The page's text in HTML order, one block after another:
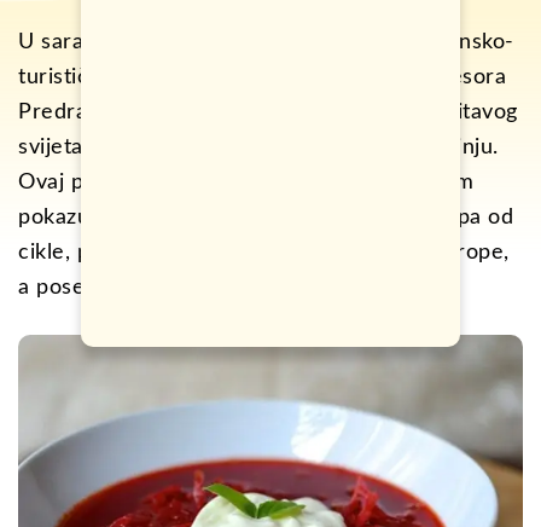
U saradnji sa učenicima Ugostiteljsko-trgovinsko-
turističke škole Banja Luka i uz pomoć profesora
Predraga Tošića donosimo vam recepte iz čitavog
svijeta, koji će unijeti nove ideje u Vašu kuhinju.
Ovaj put, na tapetu je ruska kuhinja gdje vam
pokazujemo kako se pravi domaći Boršč, supa od
cikle, popularna u većini zemalja Istočne Evrope,
a posebno u Rusiji.